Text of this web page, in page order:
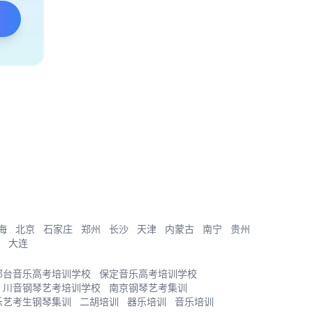
北京 石家庄 郑州 长沙 天津 内蒙古 南宁
贵州
大连
台音乐高考培训学校
保定音乐高考培训学校
川音钢琴艺考培训学校
南京钢琴艺考集训
艺考生钢琴集训 二胡培训 器乐培训
音乐培训